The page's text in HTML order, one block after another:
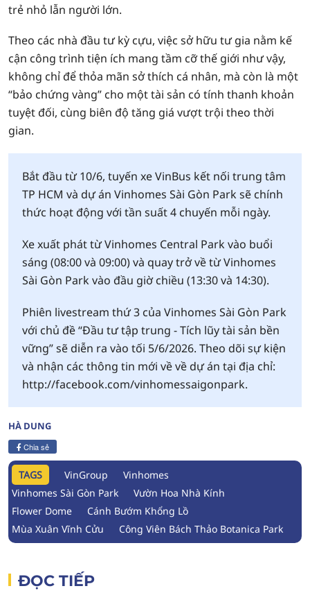
trẻ nhỏ lẫn người lớn.
Theo các nhà đầu tư kỳ cựu, việc sở hữu tư gia nằm kế
cận công trình tiện ích mang tầm cỡ thế giới như vậy,
không chỉ để thỏa mãn sở thích cá nhân, mà còn là một
“bảo chứng vàng” cho một tài sản có tính thanh khoản
tuyệt đối, cùng biên độ tăng giá vượt trội theo thời
gian.
Bắt đầu từ 10/6, tuyến xe VinBus kết nối trung tâm
TP HCM và dự án Vinhomes Sài Gòn Park sẽ chính
thức hoạt động với tần suất 4 chuyến mỗi ngày.
Xe xuất phát từ Vinhomes Central Park vào buổi
sáng (08:00 và 09:00) và quay trở về từ Vinhomes
Sài Gòn Park vào đầu giờ chiều (13:30 và 14:30).
Phiên livestream thứ 3 của Vinhomes Sài Gòn Park
với chủ đề “Đầu tư tập trung - Tích lũy tài sản bền
vững” sẽ diễn ra vào tối 5/6/2026. Theo dõi sự kiện
và nhận các thông tin mới về về dự án tại địa chỉ:
http://facebook.com/vinhomessaigonpark.
HÀ DUNG
Chia sẻ
TAGS VinGroup
Vinhomes
Vinhomes Sài Gòn Park
Vườn Hoa Nhà Kính
Flower Dome
Cánh Bướm Khổng Lồ
Mùa Xuân Vĩnh Cửu
Công Viên Bách Thảo Botanica Park
ĐỌC TIẾP